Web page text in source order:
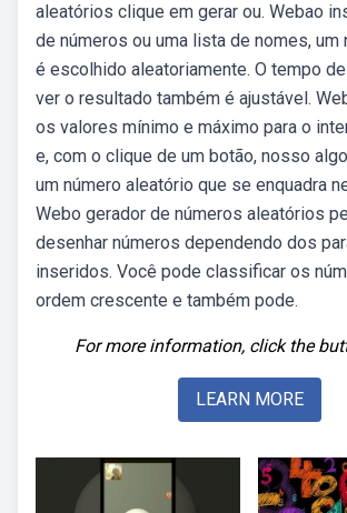
aleatórios clique em gerar ou. Webao
de números ou uma lista de nomes,
é escolhido aleatoriamente. O tempo
ver o resultado também é ajustável.
os valores mínimo e máximo para o
e, com o clique de um botão, nosso
um número aleatório que se enquadra
Webo gerador de números aleatórios
desenhar números dependendo dos
inseridos. Você pode classificar os
ordem crescente e também pode.
For more information, click the
LEARN MORE